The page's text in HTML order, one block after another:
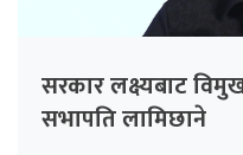
सरकार लक्ष्यबाट
सभापति लामिछाने